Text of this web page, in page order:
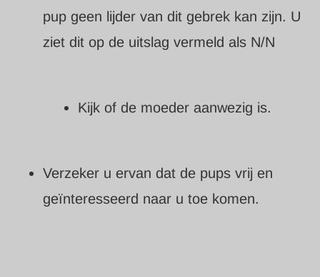
pup geen lijder van dit gebrek kan zijn. U
ziet dit op de uitslag vermeld als N/N
Kijk of de moeder aanwezig is.
Verzeker u ervan dat de pups vrij en
geïnteresseerd naar u toe komen.